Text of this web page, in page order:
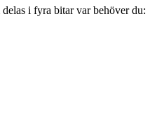
i fyra bitar var behöver du: